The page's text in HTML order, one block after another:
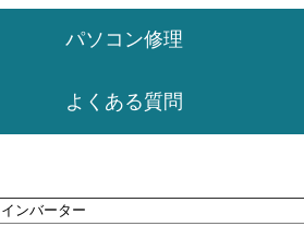
パソコン修理
よくある質問
インバーター